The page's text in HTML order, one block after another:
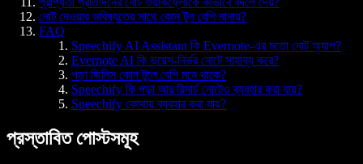
নোট নেওয়ার ভবিষ্যতের সাথে কোন টুল বেশি মানায়?
FAQ
Speechify AI Assistant কি Evernote-এর মতো নোট অ্যাপ?
Evernote AI কি ভয়েস-নির্ভর নোটে সাহায্য করে?
পড়া জিনিস কোন টুলে বেশি মনে থাকে?
Speechify কি পড়া আর রিসার্চ নোটেও ব্যবহার করা যায়?
Speechify কোথায় ব্যবহার করা যায়?
প্রস্তাবিত পোস্টসমূহ